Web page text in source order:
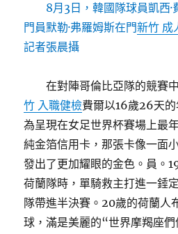
8月3日，韓國隊球員凱西
門員默勒·弗羅姆斯在門新竹 成
記者張晨攝
在對陣哥倫比亞隊的競賽
竹 入職健檢費爾以16歲26天
為呈現在女足世界杯賽場上最
純金箔信用卡，那張卡像一面
發出了更加耀眼的金色。員。
荷蘭隊時，單騎救主打進一錘
隊帶進半決賽。20歲的荷蘭人
球，滿是美麗的“世界摩羯座